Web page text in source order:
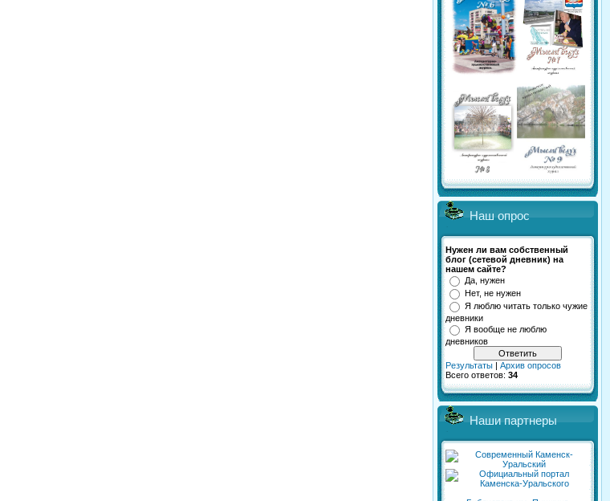
Наш опрос
Нужен ли вам собственный
блог (сетевой дневник) на
нашем сайте?
Да, нужен
Нет, не нужен
Я люблю читать только чужие
дневники
Я вообще не люблю
дневников
Результаты
Архив опросов
Всего ответов: 34
Наши партнеры